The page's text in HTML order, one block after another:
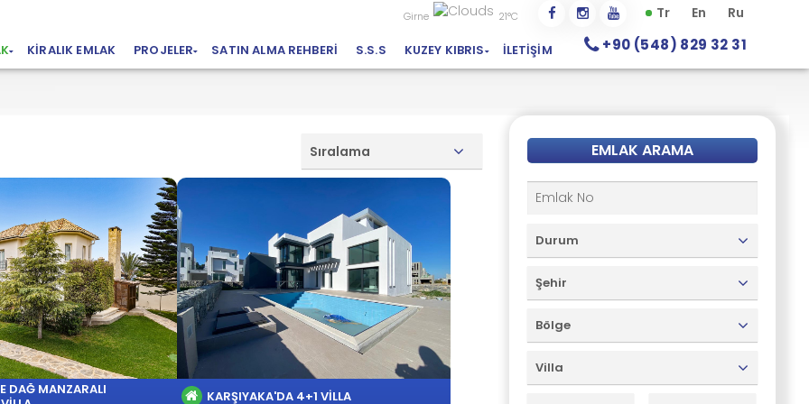
Tr En Ru
Girne 21°C
+90 (548) 829 32 31
KIRALIK EMLAK PROJELER SATIN ALMA REHBERI S.S.S KUZEY KIBRIS İLETIŞIM
Sıralama
DAĞ MANZARALI
KARŞIYAKA'DA 4+1 VİLLA
EMLAK ARAMA
Durum
Şehir
Bölge
Villa